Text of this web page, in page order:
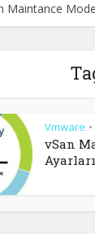
Maintance
Vmware •
vSan
Ayarları